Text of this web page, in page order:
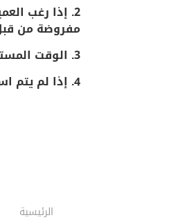
مفروضة من
3. الوقت المستغرق لإعادة المبلغ مرتبط بشروط وسيلة الدفع المعتمدة بالموقع.
4. إذا لم يتم استعادة المبلغ خلال ١٥ يوما نرجو ارسال رسالة الى البريد الالكتروني الخاص بالمكتب dr@fklaw.sa
الرئيسية